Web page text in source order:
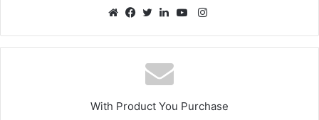
Instagram
With Product You Purchase